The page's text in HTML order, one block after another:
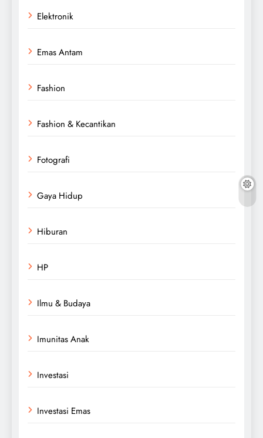
Elektronik
Emas Antam
Fashion
Fashion & Kecantikan
Fotografi
Gaya Hidup
Hiburan
HP
Ilmu & Budaya
Imunitas Anak
Investasi
Investasi Emas